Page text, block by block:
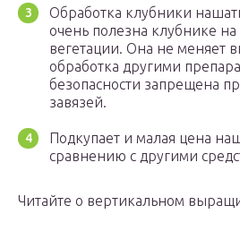
Обработка клубники
очень полезна клубнике
вегетации. Она не меняет
обработка другими
безопасности запрещена
завязей.
Подкупает и малая цена
сравнению с другими
Читайте о вертикальном